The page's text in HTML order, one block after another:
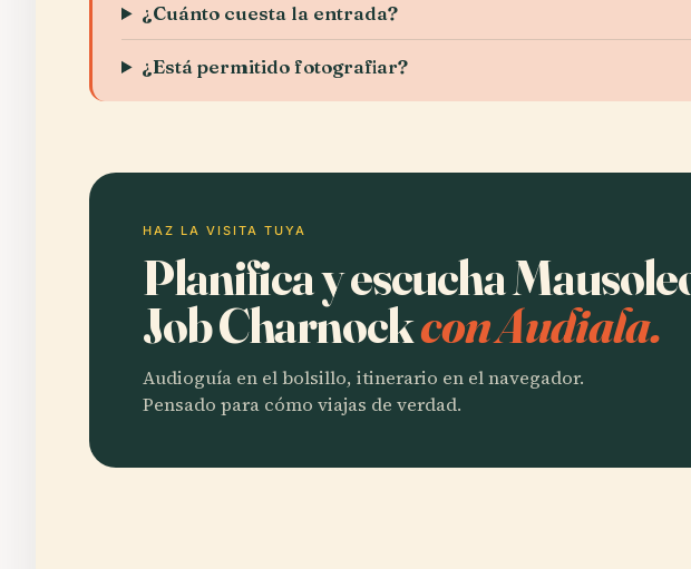
¿Cuánto cuesta la entrada?
¿Está permitido fotografiar?
HAZ LA VISITA TUYA
Planifica y escucha
Job Charnockcon Audiala.
Audioguía en el bolsillo, itinerario en el navegador.
Pensado para cómo viajas de verdad.